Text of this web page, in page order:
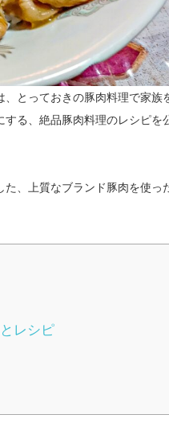
、とっておきの豚肉料理で家族
る、絶品豚肉料理のレシピを
、上質なブランド豚肉を使っ
レシピ